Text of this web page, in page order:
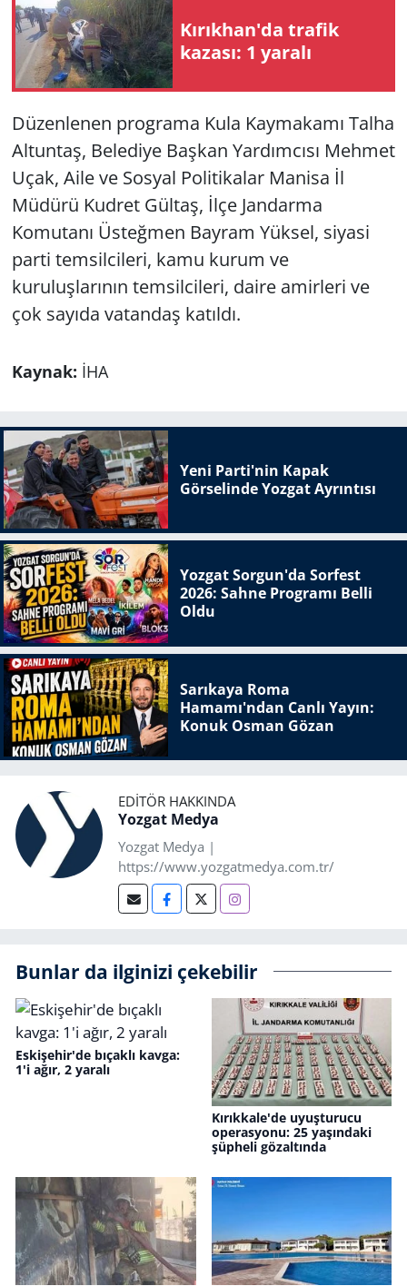
Kırıkhan'da trafik
kazası: 1 yaralı
Düzenlenen programa Kula Kaymakamı Talha
Altuntaş, Belediye Başkan Yardımcısı Mehmet
Uçak, Aile ve Sosyal Politikalar Manisa İl
Müdürü Kudret Gültaş, İlçe Jandarma
Komutanı Üsteğmen Bayram Yüksel, siyasi
parti temsilcileri, kamu kurum ve
kuruluşlarının temsilcileri, daire amirleri ve
çok sayıda vatandaş katıldı.
Kaynak: İHA
Yeni Parti'nin Kapak
Görselinde Yozgat Ayrıntısı
Yozgat Sorgun'da Sorfest
2026: Sahne Programı Belli
Oldu
Sarıkaya Roma
Hamamı'ndan Canlı Yayın:
Konuk Osman Gözan
EDITÖR HAKKINDA
Yozgat Medya
Yozgat Medya |
https://www.yozgatmedya.com.tr/
Bunlar da ilginizi çekebilir
Eskişehir'de bıçaklı kavga:
1'i ağır, 2 yaralı
Kırıkkale'de uyuşturucu
operasyonu: 25 yaşındaki
şüpheli gözaltında